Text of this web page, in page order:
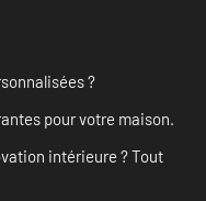
?
pour votre maison.
intérieure ? Tout